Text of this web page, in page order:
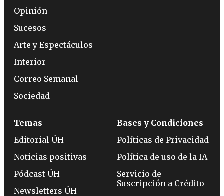
Opinión
Sucesos
Arte y Espectáculos
Interior
Correo Semanal
Sociedad
Temas
Editorial ÚH
Noticias positivas
Pódcast ÚH
Newsletters ÚH
Bases y Condiciones
Políticas de Privacidad
Política de uso de la IA
Servicio de
Suscripción a Crédito